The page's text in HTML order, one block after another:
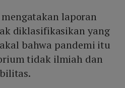
laporan
diklasifikasikan yang
bahwa pandemi itu
tidak ilmiah dan